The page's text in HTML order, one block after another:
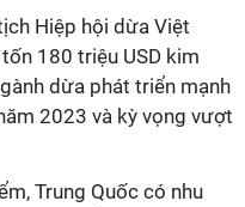
Hiệp hội dừa Việt
180 triệu USD kim
dừa phát triển mạnh
2023 và kỳ vọng vượt
Trung Quốc có nhu